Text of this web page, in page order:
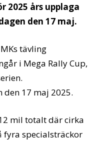
2025 års upplaga
den 17 maj.
tävling
i Mega Rally Cup,
17 maj 2025.
mil totalt där cirka
fyra specialsträckor